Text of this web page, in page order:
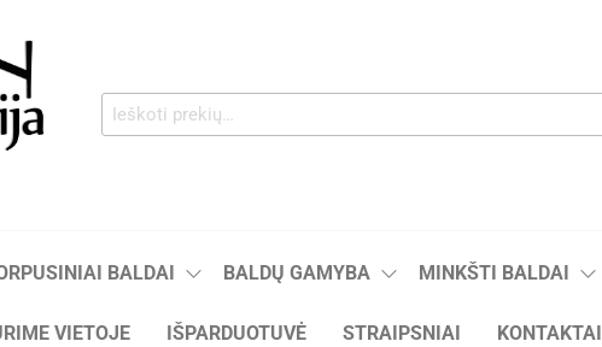
BALDAI BALDŲ GAMYBA MINKŠTI BALDAI
VIETOJE IŠPARDUOTUVĖ STRAIPSNIAI KONTAKTAI